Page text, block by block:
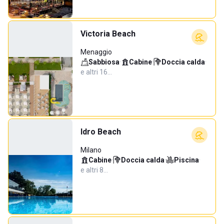
Victoria Beach
Menaggio
Sabbiosa· Cabine· Doccia calda·
e altri 16…
Idro Beach
Milano
Cabine· Doccia calda· Piscina·
e altri 8…